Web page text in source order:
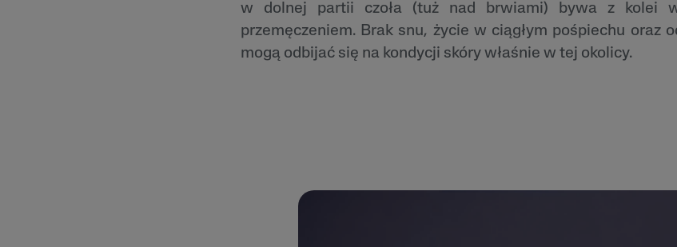
w dolnej partii czoła (tuż nad brwiami) bywa z kolei
przemęczeniem. Brak snu, życie w ciągłym pośpiechu oraz
mogą odbijać się na kondycji skóry właśnie w tej okolicy.